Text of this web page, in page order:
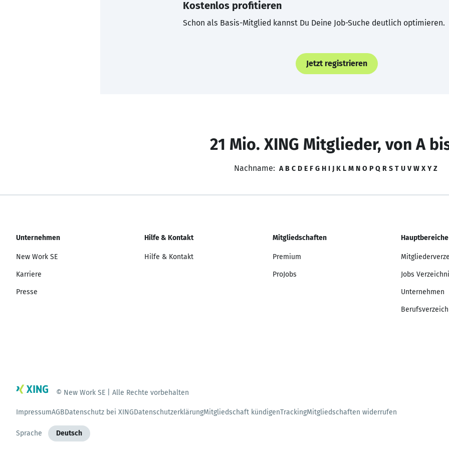
Kostenlos profitieren
Schon als Basis-Mitglied kannst Du Deine Job-Suche deutlich optimieren.
Jetzt registrieren
21 Mio. XING Mitglieder, von A
Nachname: A B C D E F G H I J K L M N O P Q R S T U V W X Y Z
Unternehmen
New Work SE
Karriere
Presse
Hilfe & Kontakt
Hilfe & Kontakt
Mitgliedschaften
Premium
ProJobs
Hauptbereiche
Jobs
Unternehmen
© New Work SE | Alle Rechte vorbehalten
ImpressumAGBDatenschutz bei XINGDatenschutzerklärungMitgliedschaft kündigenTrackingMitgliedschaften widerrufen
Sprache Deutsch